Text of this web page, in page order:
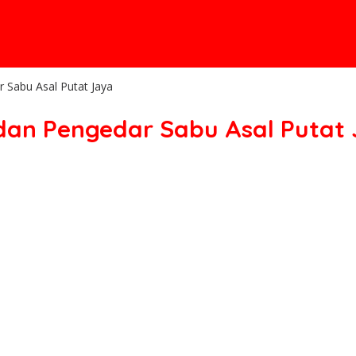
Asal Putat Jaya
Pengedar Sabu Asal Putat